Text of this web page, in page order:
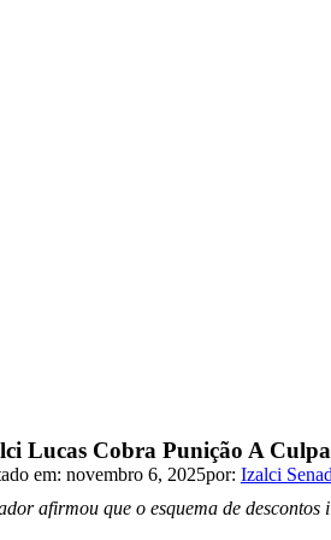
Lucas Cobra Punição A
em: novembro 6, 2025por: Izalci
afirmou que o esquema de